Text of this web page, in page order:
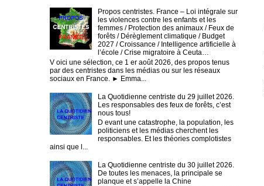
Propos centristes. France – Loi intégrale sur
les violences contre les enfants et les
femmes / Protection des animaux / Feux de
forêts / Dérèglement climatique / Budget
2027 / Croissance / Intelligence artificielle à
l’école / Crise migratoire à Ceuta…
V oici une sélection, ce 1 er août 2026, des propos tenus
par des centristes dans les médias ou sur les réseaux
sociaux en France. ► Emma...
La Quotidienne centriste du 29 juillet 2026.
Les responsables des feux de forêts, c’est
nous tous!
D evant une catastrophe, la population, les
politiciens et les médias cherchent les
responsables. Et les théories complotistes
ainsi que l...
La Quotidienne centriste du 30 juillet 2026.
De toutes les menaces, la principale se
planque et s’appelle la Chine